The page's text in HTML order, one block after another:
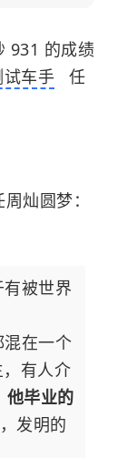
931 的成绩
车手
任
灿圆梦：
被世界
在一个
有人介
他毕业的
发明的